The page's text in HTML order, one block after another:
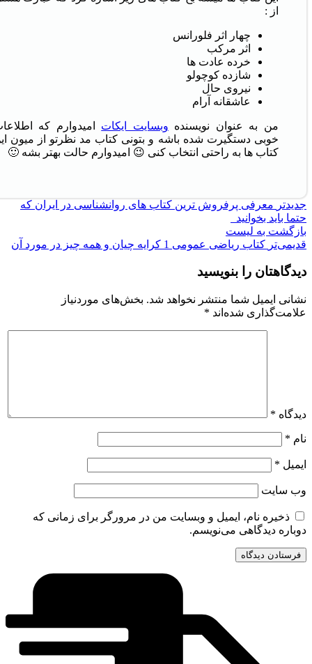
از :
چهار اثر فلورانس
اثر مرکب
خرده عادت ها
شازده کوچولو
نیروی حال
عاشقانه آرام
من به عنوان نویسنده وبسایت ایکات امیدوارم که
خوبی دستگیرت شده باشه و بتونی کتاب مد نظرتو از میون
کتاب ها به راحتی انتخاب کنی 😉 امیدوارم حالت بهتر بشه 🙂
جدیدتر معرفی پرفروش ترین کتاب های روانشناسی در ایران که
حتما باید بخوانید
بازگشت به لیست
قدیمی‌تر کتاب ریاضی عمومی 1 کرایه چیان و همه چیز در مورد آن
دیدگاهتان را بنویسید
نشانی ایمیل شما منتشر نخواهد شد. بخش‌های موردنیاز
علامت‌گذاری شده‌اند *
دیدگاه *
نام *
ایمیل *
وب‌ سایت
ذخیره نام، ایمیل و وبسایت من در مرورگر برای زمانی که
دوباره دیدگاهی می‌نویسم.